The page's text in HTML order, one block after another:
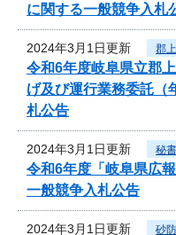
に関する一般競争入札
2024年3月1日更新 郡
令和6年度岐阜県立郡
げ及び運行業務委託（
札公告
2024年3月1日更新 秘
令和6年度「岐阜県広
一般競争入札公告
2024年3月1日更新 砂